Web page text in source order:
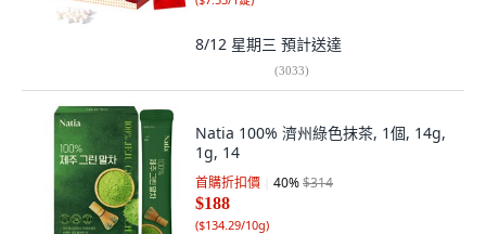
8/12 星期三 預計送達
(3033)
Natia 100% 濟州綠色抹茶, 1個, 14g,
1g, 14
首購折扣價 40%$314
$188
($134.29/10g)